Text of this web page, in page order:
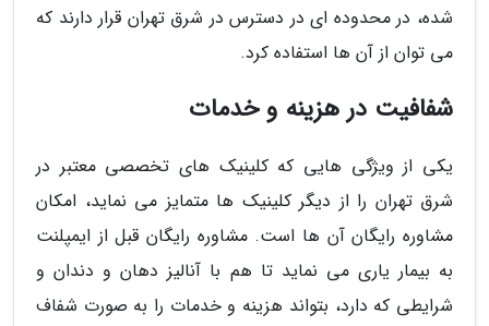
شده، در محدوده ای در دسترس در شرق تهران قرار دارند که
می توان از آن ها استفاده کرد.
شفافیت در هزینه و خدمات
یکی از ویژگی هایی که کلینیک های تخصصی معتبر در
شرق تهران را از دیگر کلینیک ها متمایز می نماید، امکان
مشاوره رایگان آن ها است. مشاوره رایگان قبل از ایمپلنت
به بیمار یاری می نماید تا هم با آنالیز دهان و دندان و
شرایطی که دارد، بتواند هزینه و خدمات را به صورت شفاف